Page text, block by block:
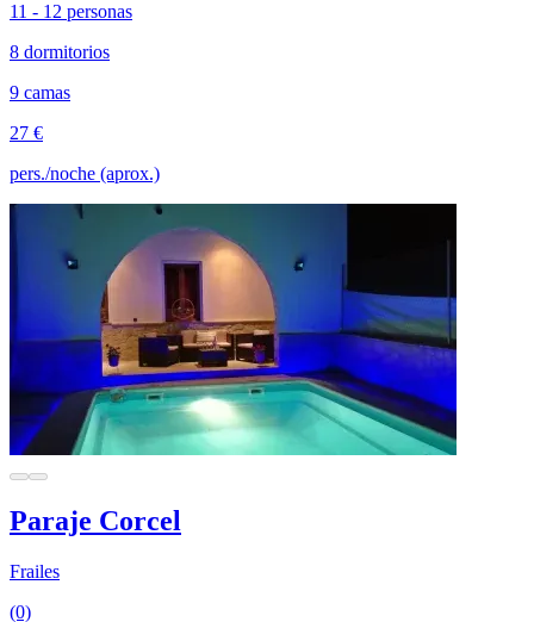
11 - 12 personas
8 dormitorios
9 camas
27 €
pers./noche (aprox.)
Paraje Corcel
Frailes
(0)